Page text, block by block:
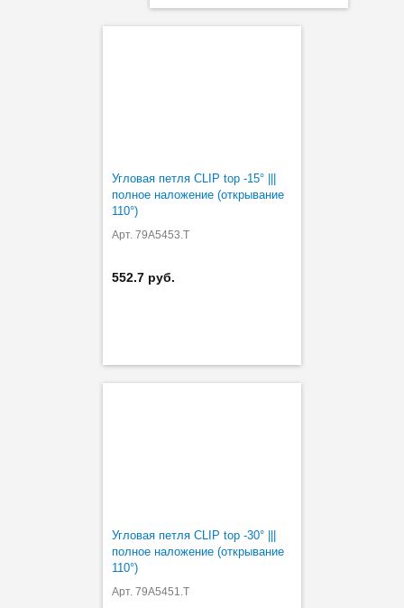
Угловая петля CLIP top -15° |||
полное наложение (открывание
110°)
Арт. 79A5453.T
552.7 руб.
Угловая петля CLIP top -30° |||
полное наложение (открывание
110°)
Арт. 79A5451.T